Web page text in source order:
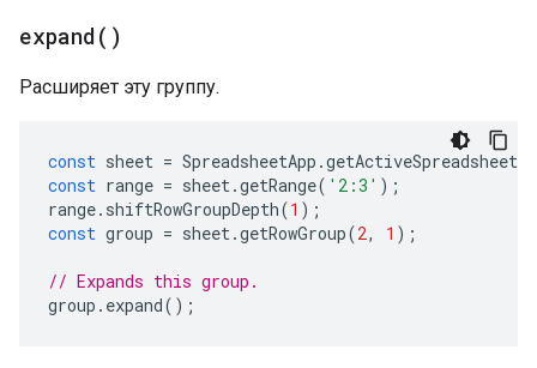
expand( )
Расширяет эту группу.
const sheet = SpreadsheetApp .getActiveSpreadsheet
const range = sheet.getRange( '2:3' );
range. shiftRowGroupDepth(1 );
const group = sheet.getRowGroup(2, 1 );
// Expands this group.
group . expand();